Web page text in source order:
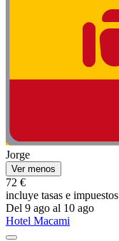
Jorge
Ver menos
72 €
incluye tasas e impuestos
Del 9 ago al 10 ago
Hotel Macami